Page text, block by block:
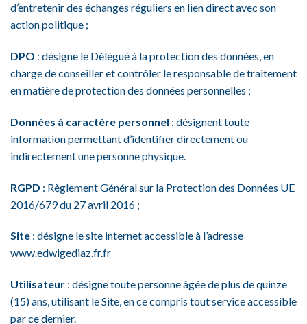
d’entretenir des échanges réguliers en lien direct avec son
action politique ;
DPO : désigne le Délégué à la protection des données, en
charge de conseiller et contrôler le responsable de traitement
en matière de protection des données personnelles ;
Données à caractère personnel : désignent toute
information permettant d’identifier directement ou
indirectement une personne physique.
RGPD : Règlement Général sur la Protection des Données UE
2016/679 du 27 avril 2016 ;
Site : désigne le site internet accessible à l’adresse
www.edwigediaz.fr.fr
Utilisateur : désigne toute personne âgée de plus de quinze
(15) ans, utilisant le Site, en ce compris tout service accessible
par ce dernier.